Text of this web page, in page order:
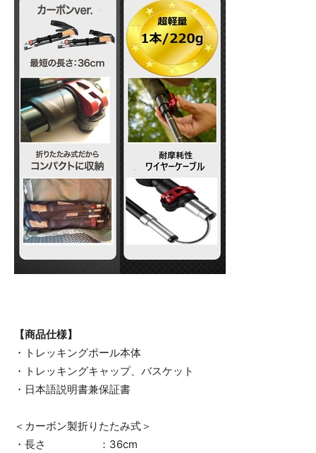
【商品仕様】
・トレッキングポール本体
・トレッキングキャップ、バスケット
・日本語説明書兼保証書
＜カーボン製折りたたみ式＞
・長さ ：36cm